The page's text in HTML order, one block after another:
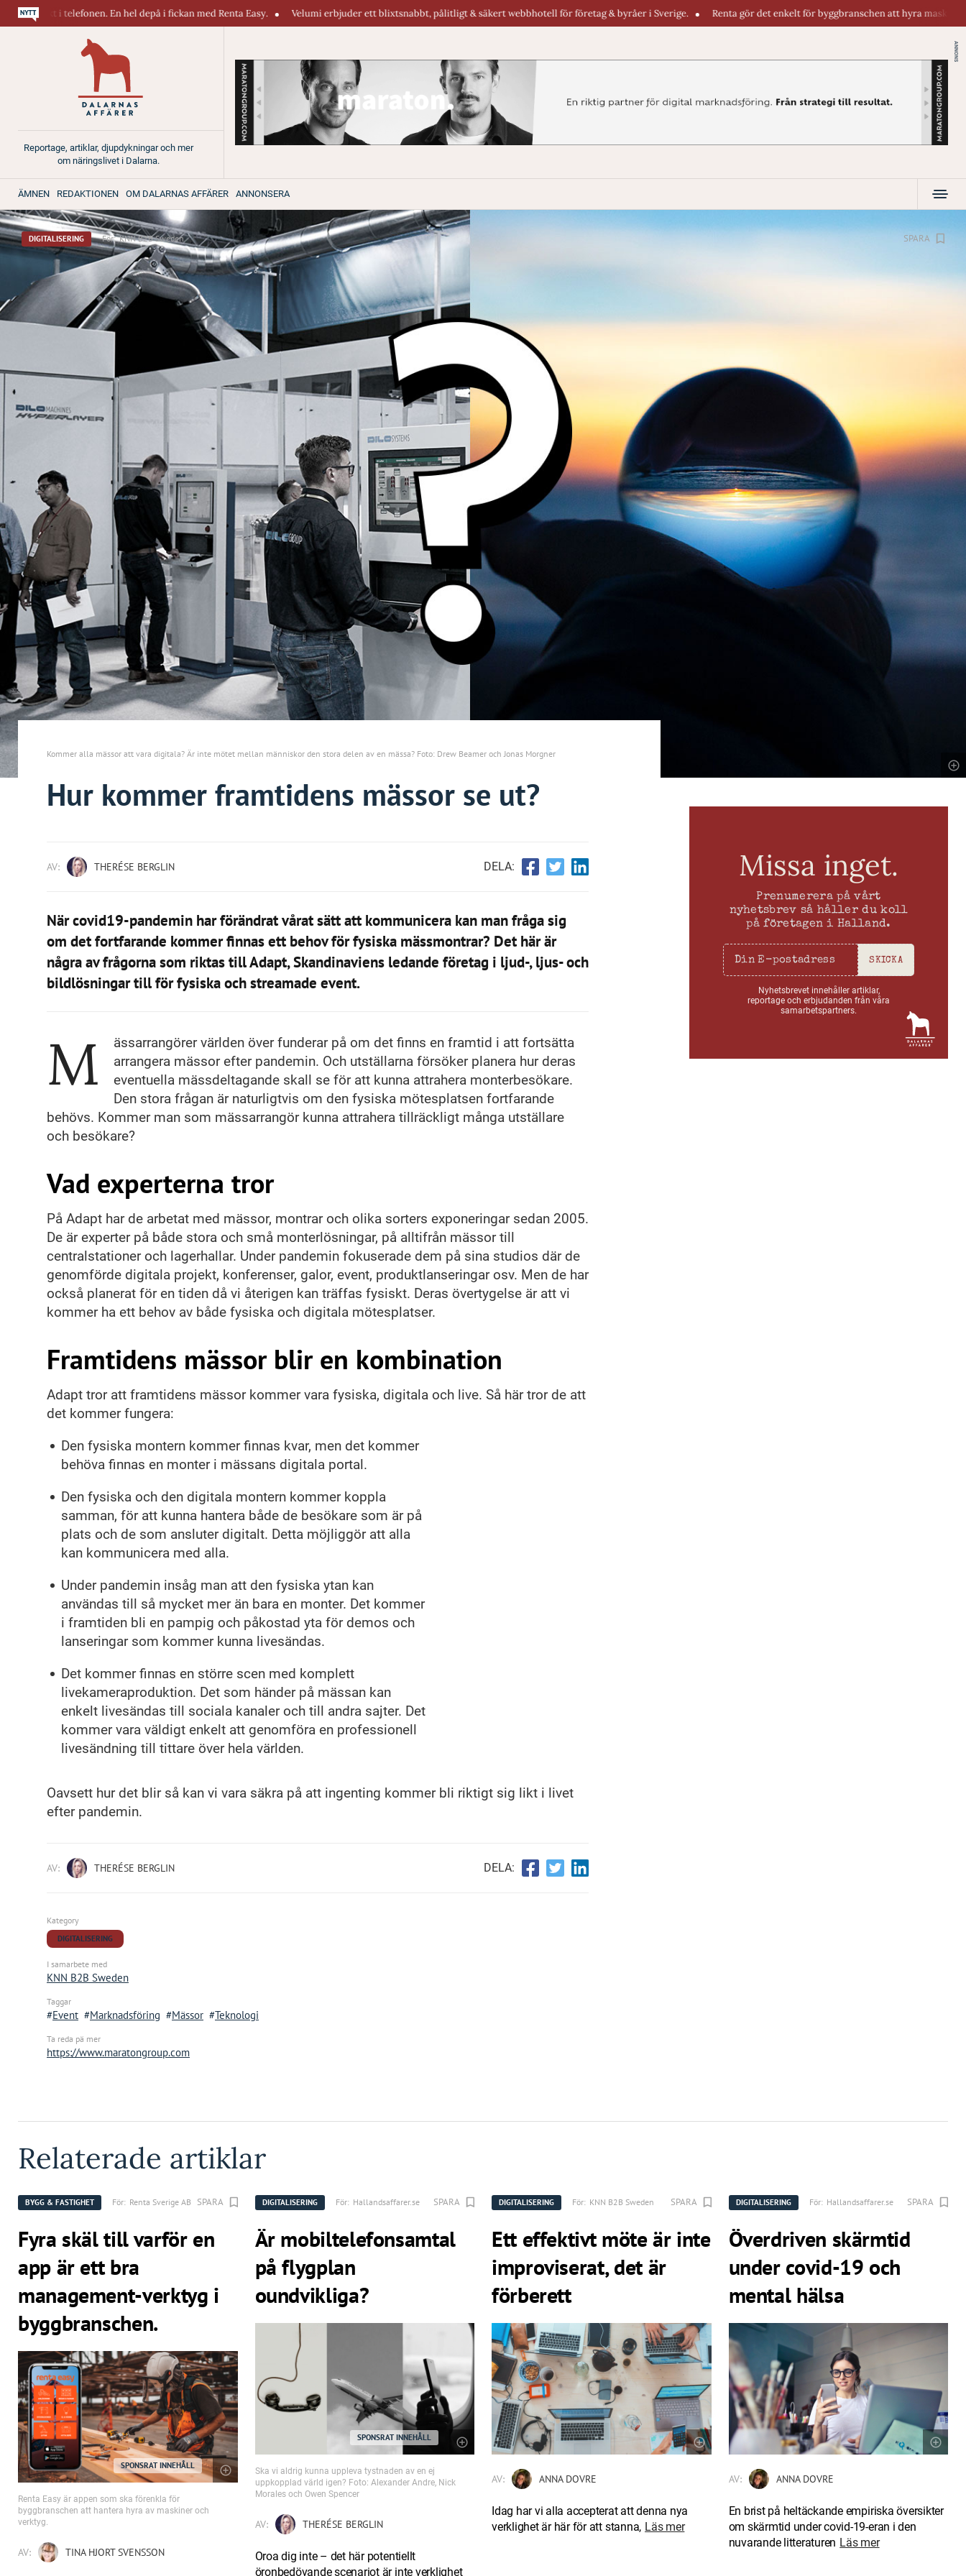
En hel depå i fickan med Renta Easy. Velumi erbjuder ett blixtsnabbt, pålitligt & säkert webbhotell för företag & byråer i Sverige. Renta gör det enkelt för byggbranschen att hyra maskiner direkt i telefonen.
Reportage, artiklar, djupdykningar och mer
om näringslivet i Dalarna.
ANNONS
ÄMNEN REDAKTIONEN OM DALARNAS AFFÄRER ANNONSERA
DIGITALISERING För: KNN B2B Sweden SPARA
Kommer alla mässor att vara digitala? Är inte mötet mellan människor den stora delen av en mässa? Foto: Drew Beamer och Jonas Morgner
Hur kommer framtidens mässor se ut?
AV: THERÉSE BERGLIN DELA:
När covid19-pandemin har förändrat vårat sätt att kommunicera kan man fråga sig
om det fortfarande kommer finnas ett behov för fysiska mässmontrar? Det här är
några av frågorna som riktas till Adapt, Skandinaviens ledande företag i ljud-, ljus- och
bildlösningar till för fysiska och streamade event.
M
ässarrangörer världen över funderar på om det finns en framtid i att fortsätta
arrangera mässor efter pandemin. Och utställarna försöker planera hur deras
eventuella mässdeltagande skall se för att kunna attrahera monterbesökare.
Den stora frågan är naturligtvis om den fysiska mötesplatsen fortfarande
behövs. Kommer man som mässarrangör kunna attrahera tillräckligt många utställare
och besökare?
Vad experterna tror
På Adapt har de arbetat med mässor, montrar och olika sorters exponeringar sedan 2005.
De är experter på både stora och små monterlösningar, på alltifrån mässor till
centralstationer och lagerhallar. Under pandemin fokuserade dem på sina studios där de
genomförde digitala projekt, konferenser, galor, event, produktlanseringar osv. Men de har
också planerat för en tiden då vi återigen kan träffas fysiskt. Deras övertygelse är att vi
kommer ha ett behov av både fysiska och digitala mötesplatser.
Framtidens mässor blir en kombination
Adapt tror att framtidens mässor kommer vara fysiska, digitala och live. Så här tror de att
det kommer fungera:
Den fysiska montern kommer finnas kvar, men det kommer
behöva finnas en monter i mässans digitala portal.
Den fysiska och den digitala montern kommer koppla
samman, för att kunna hantera både de besökare som är på
plats och de som ansluter digitalt. Detta möjliggör att alla
kan kommunicera med alla.
Under pandemin insåg man att den fysiska ytan kan
användas till så mycket mer än bara en monter. Det kommer
i framtiden bli en pampig och påkostad yta för demos och
lanseringar som kommer kunna livesändas.
Det kommer finnas en större scen med komplett
livekameraproduktion. Det som händer på mässan kan
enkelt livesändas till sociala kanaler och till andra sajter. Det
kommer vara väldigt enkelt att genomföra en professionell
livesändning till tittare över hela världen.
Oavsett hur det blir så kan vi vara säkra på att ingenting kommer bli riktigt sig likt i livet
efter pandemin.
AV: THERÉSE BERGLIN DELA:
Kategory
DIGITALISERING
I samarbete med
KNN B2B Sweden
Taggar
Event Marknadsföring Mässor Teknologi
Ta reda pä mer
https://www.maratongroup.com
Missa inget.
Prenumerera på vårt
nyhetsbrev så håller du koll
på företagen i Halland.
SKICKA
Nyhetsbrevet innehåller artiklar,
reportage och erbjudanden från våra
samarbetspartners.
Relaterade artiklar
BYGG & FASTIGHET För: Renta Sverige AB SPARA
Fyra skäl till varför en
app är ett bra
management-verktyg i
byggbranschen.
SPONSRAT INNEHÅLL
Renta Easy är appen som ska förenkla för
byggbranschen att hantera hyra av maskiner och
verktyg.
AV: TINA HJORT SVENSSON
DIGITALISERING För: Hallandsaffarer.se SPARA
Är mobiltelefonsamtal
på flygplan
oundvikliga?
SPONSRAT INNEHÅLL
Ska vi aldrig kunna uppleva tystnaden av en ej
uppkopplad värld igen? Foto: Alexander Andre, Nick
Morales och Owen Spencer
AV: THERÉSE BERGLIN
Oroa dig inte – det här potentiellt
öronbedövande scenariot är inte verklighet
DIGITALISERING För: KNN B2B Sweden SPARA
Ett effektivt möte är inte
improviserat, det är
förberett
AV: ANNA DOVRE
Idag har vi alla accepterat att denna nya
verklighet är här för att stanna, Läs mer
DIGITALISERING För: Hallandsaffarer.se SPARA
Överdriven skärmtid
under covid-19 och
mental hälsa
AV: ANNA DOVRE
En brist på heltäckande empiriska översikter
om skärmtid under covid-19-eran i den
nuvarande litteraturen Läs mer